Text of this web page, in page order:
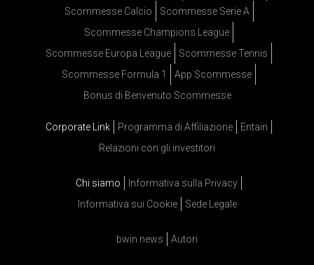
Scommesse Calcio
Scommesse Serie A
Scommesse Champions League
Scommesse Europa League
Scommesse Tennis
Scommesse Formula 1
App Scommesse
Bonus di Benvenuto Scommesse
Corporate Link Programma di Affiliazione
Entain
Relazioni con gli investitori
Chi siamo
Informativa sulla Privacy
Informativa sui Cookie
Sede Legale
bwin news Autori